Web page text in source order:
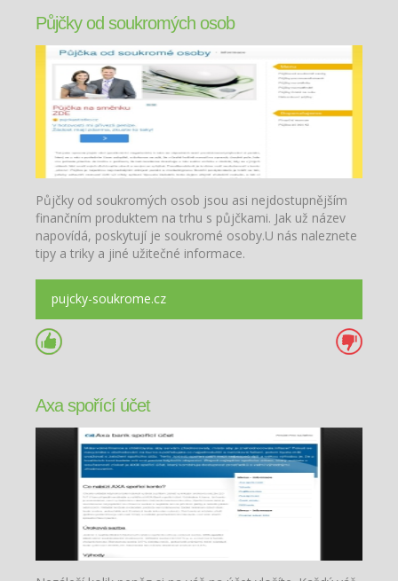
Půjčky od soukromých osob
Půjčky od soukromých osob jsou asi nejdostupnějším
finančním produktem na trhu s půjčkami. Jak už název
napovídá, poskytují je soukromé osoby.U nás naleznete
tipy a triky a jiné užitečné informace.
pujcky-soukrome.cz
Axa spořící účet